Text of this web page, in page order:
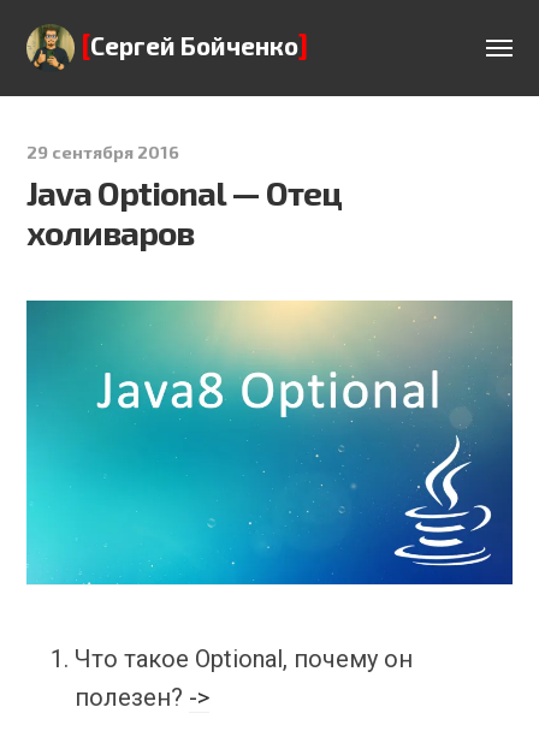
[Сергей Бойченко]
29 сентября 2016
Java Optional — Отец
холиваров
Что такое Optional, почему он
полезен? ->